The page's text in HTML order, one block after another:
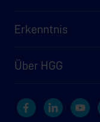
Erkenntnis
Über HGG